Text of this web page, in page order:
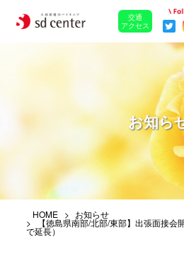
交通
アクセス
お知ら
HOME お知らせ
【徳島県南部/北部/東部】出張面接会
で延長）